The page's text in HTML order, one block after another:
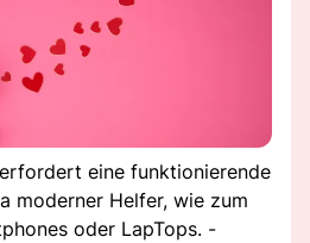
eine funktionierende
moderner Helfer, wie zum
oder LapTops. -